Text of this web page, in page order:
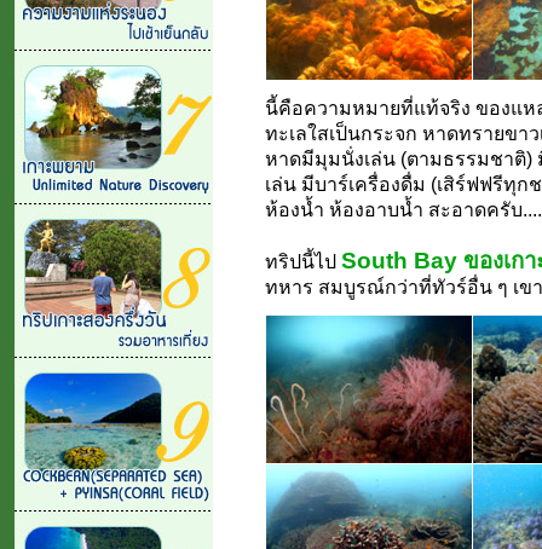
นี้คือความหมายที่แท้จริง ของแ
ทะเลใสเป็นกระจก หาดทรายข
หาดมีมุมนั่งเล่น (ตามธรรมชาติ)
เล่น มีบาร์เครื่องดื่ม (เสิร์ฟฟรีทุก
ห้องน้ำ ห้องอาบน้ำ สะอาดครับ....
ทริปนี้ไป South Bay ของเก
ทหาร สมบูรณ์กว่าที่ทัวร์อื่น ๆ เข